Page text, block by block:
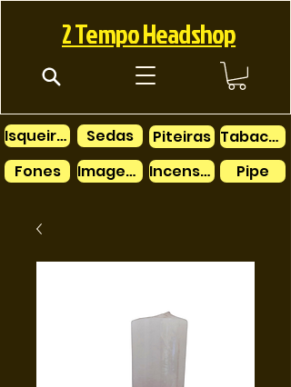
2 Tempo Headshop
Isqueiros
Fones
Sedas
Imagens
Piteiras
Tabacos
Incensos
Pipe